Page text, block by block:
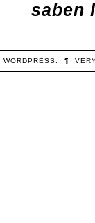
saben
WORDPRESS ¶